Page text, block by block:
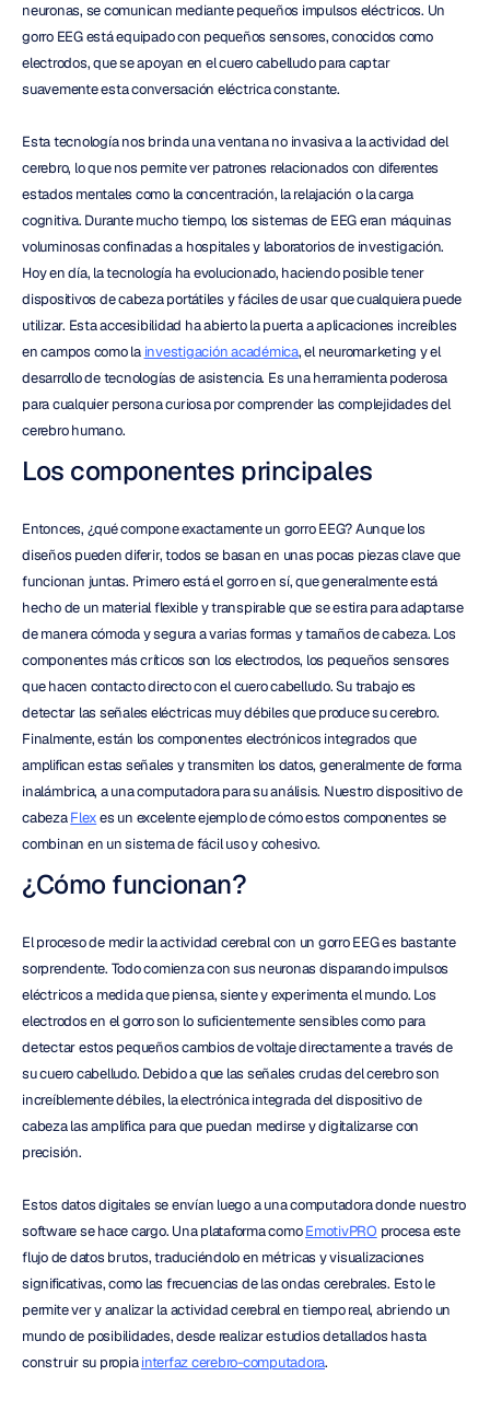
neuronas, se comunican mediante pequeños impulsos eléctricos. Un
gorro EEG está equipado con pequeños sensores, conocidos como
electrodos, que se apoyan en el cuero cabelludo para captar
suavemente esta conversación eléctrica constante.
Esta tecnología nos brinda una ventana no invasiva a la actividad del
cerebro, lo que nos permite ver patrones relacionados con diferentes
estados mentales como la concentración, la relajación o la carga
cognitiva. Durante mucho tiempo, los sistemas de EEG eran máquinas
voluminosas confinadas a hospitales y laboratorios de investigación.
Hoy en día, la tecnología ha evolucionado, haciendo posible tener
dispositivos de cabeza portátiles y fáciles de usar que cualquiera puede
utilizar. Esta accesibilidad ha abierto la puerta a aplicaciones increíbles
en campos como la investigación académica, el neuromarketing y el
desarrollo de tecnologías de asistencia. Es una herramienta poderosa
para cualquier persona curiosa por comprender las complejidades del
cerebro humano.
Los componentes principales
Entonces, ¿qué compone exactamente un gorro EEG? Aunque los
diseños pueden diferir, todos se basan en unas pocas piezas clave que
funcionan juntas. Primero está el gorro en sí, que generalmente está
hecho de un material flexible y transpirable que se estira para adaptarse
de manera cómoda y segura a varias formas y tamaños de cabeza. Los
componentes más críticos son los electrodos, los pequeños sensores
que hacen contacto directo con el cuero cabelludo. Su trabajo es
detectar las señales eléctricas muy débiles que produce su cerebro.
Finalmente, están los componentes electrónicos integrados que
amplifican estas señales y transmiten los datos, generalmente de forma
inalámbrica, a una computadora para su análisis. Nuestro dispositivo de
cabeza Flex es un excelente ejemplo de cómo estos componentes se
combinan en un sistema de fácil uso y cohesivo.
¿Cómo funcionan?
El proceso de medir la actividad cerebral con un gorro EEG es bastante
sorprendente. Todo comienza con sus neuronas disparando impulsos
eléctricos a medida que piensa, siente y experimenta el mundo. Los
electrodos en el gorro son lo suficientemente sensibles como para
detectar estos pequeños cambios de voltaje directamente a través de
su cuero cabelludo. Debido a que las señales crudas del cerebro son
increíblemente débiles, la electrónica integrada del dispositivo de
cabeza las amplifica para que puedan medirse y digitalizarse con
precisión.
Estos datos digitales se envían luego a una computadora donde nuestro
software se hace cargo. Una plataforma como EmotivPRO procesa este
flujo de datos brutos, traduciéndolo en métricas y visualizaciones
significativas, como las frecuencias de las ondas cerebrales. Esto le
permite ver y analizar la actividad cerebral en tiempo real, abriendo un
mundo de posibilidades, desde realizar estudios detallados hasta
construir su propia interfaz cerebro-computadora.